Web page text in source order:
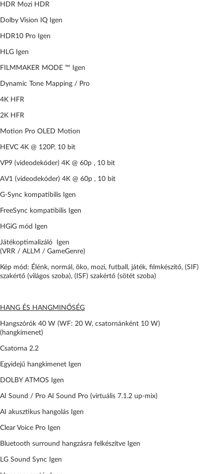
HDR Mozi HDR
Dolby Vision IQ Igen
HDR10 Pro Igen
HLG Igen
FILMMAKER MODE ™ Igen
Dynamic Tone Mapping / Pro
4K HFR
2K HFR
Motion Pro OLED Motion
HEVC 4K @ 120P, 10 bit
VP9 (videodekóder) 4K @ 60p , 10 bit
AV1 (videodekóder) 4K @ 60p , 10 bit
G-Sync kompatibilis Igen
FreeSync kompatibilis Igen
HGiG mód Igen
Játékoptimalizáló Igen
(VRR / ALLM / GameGenre)
Kép mód: Élénk, normál, öko, mozi, futball, játék, filmkészítő, (SIF)
szakértő (világos szoba), (ISF) szakértő (sötét szoba)
HANG ÉS HANGMINŐSÉG
Hangszórók 40 W (WF: 20 W, csatornánként 10 W)
(hangkimenet)
Csatorna 2.2
Egyidejű hangkimenet Igen
DOLBY ATMOS Igen
AI Sound / Pro AI Sound Pro (virtuális 7.1.2 up-mix)
AI akusztikus hangolás Igen
Clear Voice Pro Igen
Bluetooth surround hangzásra felkészítve Igen
LG Sound Sync Igen